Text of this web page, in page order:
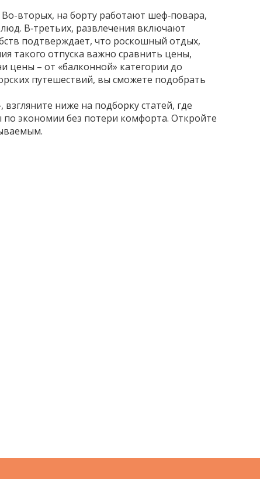
вторых, на борту работают шеф‑повара,
В‑третьих, развлечения включают
подтверждает, что роскошный отдых,
такого отпуска важно сравнить цены,
цены – от «балконной» категории до
путешествий, вы сможете подобрать
ниже на подборку статей, где
экономии без потери комфорта. Откройте